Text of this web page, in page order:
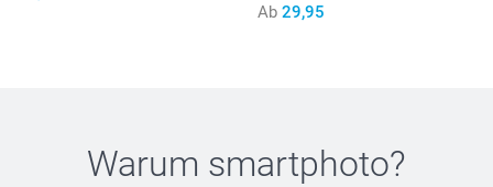
Ab 29,95
Warum smartphoto?